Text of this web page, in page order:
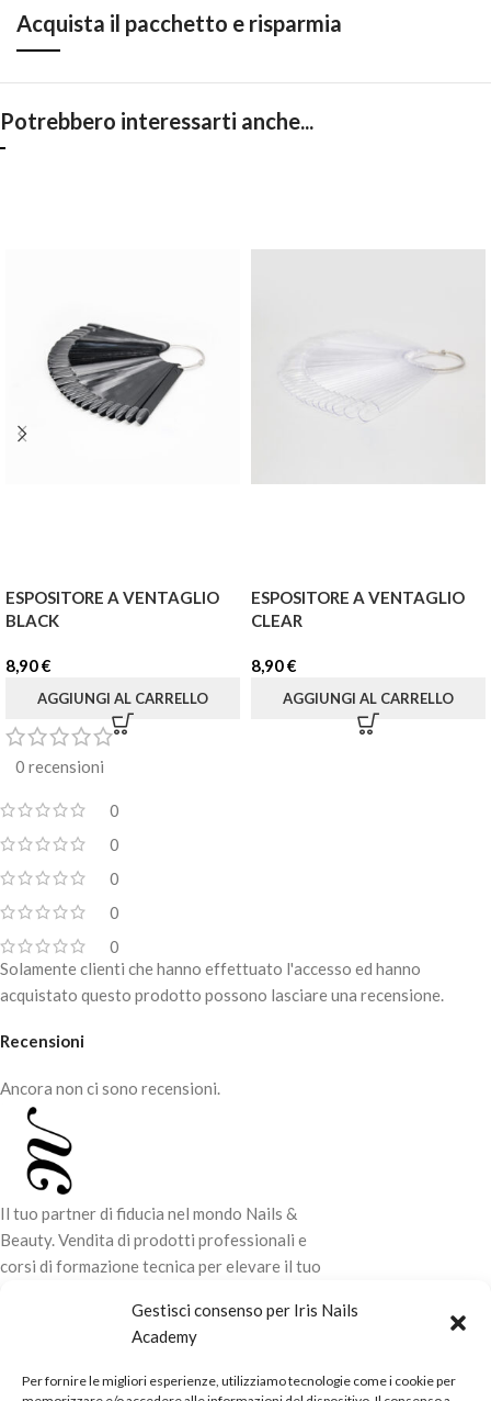
Gestisci consenso per Iris Nails
Academy
Per fornire le migliori esperienze, utilizziamo tecnologie come i cookie per
Acquista il pacchetto e risparmia
Potrebbero interessarti anche...
ESPOSITORE A VENTAGLIO
BLACK
8,90€
AGGIUNGI AL CARRELLO
ESPOSITORE A VENTAGLIO
CLEAR
8,90€
AGGIUNGI AL CARRELLO
0 recensioni
0
0
0
0
0
Recensioni
Ancora non ci sono recensioni.
Solamente clienti che hanno effettuato l'accesso ed hanno
acquistato questo prodotto possono lasciare una recensione.
Il tuo partner di fiducia nel mondo Nails &
Beauty. Vendita di prodotti professionali e
corsi di formazione tecnica per elevare il tuo
LINK UTILI